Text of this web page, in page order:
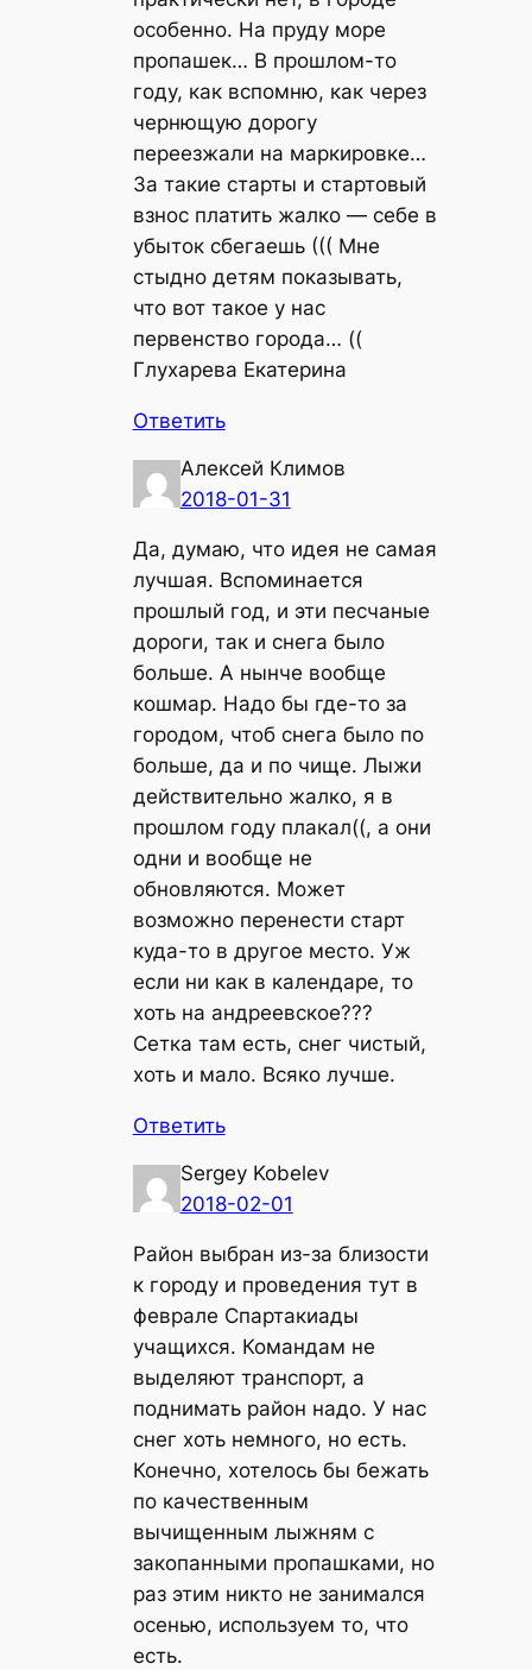
особенно. На пруду море
пропашек… В прошлом-то
году, как вспомню, как через
чернющую дорогу
переезжали на маркировке…
За такие старты и стартовый
взнос платить жалко — себе в
убыток сбегаешь ((( Мне
стыдно детям показывать,
что вот такое у нас
первенство города… ((
Глухарева Екатерина
Ответить
Алексей Климов
2018-01-31
Да, думаю, что идея не самая
лучшая. Вспоминается
прошлый год, и эти песчаные
дороги, так и снега было
больше. А нынче вообще
кошмар. Надо бы где-то за
городом, чтоб снега было по
больше, да и по чище. Лыжи
действительно жалко, я в
прошлом году плакал((, а они
одни и вообще не
обновляются. Может
возможно перенести старт
куда-то в другое место. Уж
если ни как в календаре, то
хоть на андреевское???
Сетка там есть, снег чистый,
хоть и мало. Всяко лучше.
Ответить
Sergey Kobelev
2018-02-01
Район выбран из-за близости
к городу и проведения тут в
феврале Спартакиады
учащихся. Командам не
выделяют транспорт, а
поднимать район надо. У нас
снег хоть немного, но есть.
Конечно, хотелось бы бежать
по качественным
вычищенным лыжням с
закопанными пропашками, но
раз этим никто не занимался
осенью, используем то, что
есть.